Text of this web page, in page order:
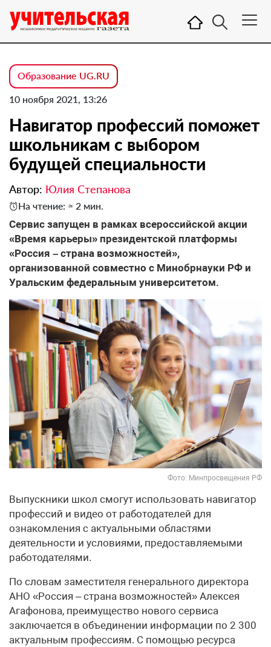
Образование UG.RU
10 ноября 2021, 13:26
Навигатор профессий поможет
школьникам с выбором
будущей специальности
Автор: Юлия Степанова
На чтение: ≈ 2 мин.
Сервис запущен в рамках всероссийской акции
«Время карьеры» президентской платформы
«Россия – страна возможностей»,
организованной совместно с Минобрнауки РФ и
Уральским федеральным университетом.
Фото: Минпросвещения РФ
Выпускники школ смогут использовать навигатор
профессий и видео от работодателей для
ознакомления с актуальными областями
деятельности и условиями, предоставляемыми
работодателями.
По словам заместителя генерального директора
АНО «Россия – страна возможностей» Алексея
Агафонова, преимущество нового сервиса
заключается в объединении информации по 2 300
актуальным профессиям. С помощью ресурса